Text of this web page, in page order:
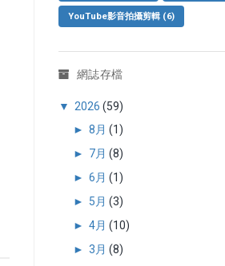
YouTube影音拍攝剪輯 (6)
網誌存檔
▼ 2026 (59)
►8月(1)
► 7月(8)
►6月(1)
► 5月(3)
►4月(10)
►3月(8)